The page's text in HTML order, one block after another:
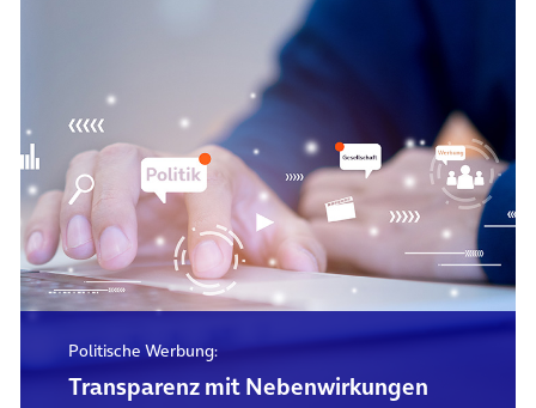
Politische Werbung:
Transparenz mit Nebenwirkungen